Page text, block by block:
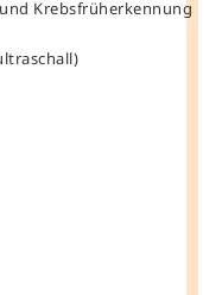
Krebsfrüherkennung